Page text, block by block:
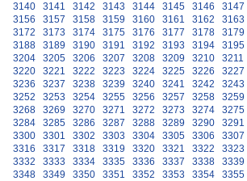
3140
3141 3142 3143 3144 3145 3146 3147
3156
3157 3158 3159 3160 3161 3162 3163
3172
3173 3174 3175 3176 3177 3178 3179
3188
3189 3190 3191 3192 3193 3194 3195
3204
3205 3206 3207 3208 3209 3210 3211
3220
3221 3222 3223 3224 3225 3226 3227
3236
3237 3238 3239 3240 3241 3242 3243
3252
3253 3254 3255 3256 3257 3258 3259
3268
3269 3270 3271 3272 3273 3274 3275
3284
3285 3286 3287 3288 3289 3290 3291
3300
3301 3302 3303 3304 3305 3306 3307
3316
3317 3318 3319 3320 3321 3322 3323
3332
3333 3334 3335 3336 3337 3338 3339
3348
3349 3350 3351 3352 3353 3354 3355